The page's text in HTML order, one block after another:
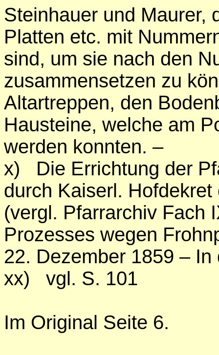
Steinhauer und Maurer,
Platten etc. mit
sind, um sie nach den
zusammensetzen zu
Altartreppen, den
Hausteine, welche am
werden konnten. –
x) Die Errichtung der
durch Kaiserl.
(vergl. Pfarrarchiv Fach
Prozesses wegen
22. Dezember 1859 –
xx) vgl. S. 101
Im Original Seite 6.